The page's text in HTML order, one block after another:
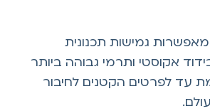
גמישות תכנונית
אקוסטי ותרמי גבוהה ביותר
לפרטים הקטנים לחיבור